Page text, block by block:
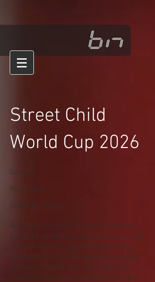
Street Child
World Cup 2026
Deporte
Mayo 2026
Oaxtepec, México
Realizada durante el Street Child World
Cup 2026 en México, esta serie documenta
el fútbol como un espacio de identidad,
pertenencia y transformación social. Más
allá de la competencia, las imágenes
observan los gestos, las relaciones y los